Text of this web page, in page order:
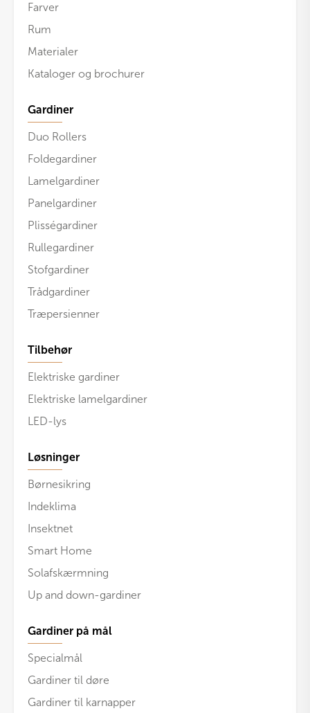
Farver
Rum
Materialer
Kataloger og brochurer
Gardiner
Duo Rollers
Foldegardiner
Lamelgardiner
Panelgardiner
Plisségardiner
Rullegardiner
Stofgardiner
Trådgardiner
Træpersienner
Tilbehør
Elektriske gardiner
Elektriske lamelgardiner
LED-lys
Løsninger
Børnesikring
Indeklima
Insektnet
Smart Home
Solafskærmning
Up and down-gardiner
Gardiner på mål
Specialmål
Gardiner til døre
Gardiner til karnapper